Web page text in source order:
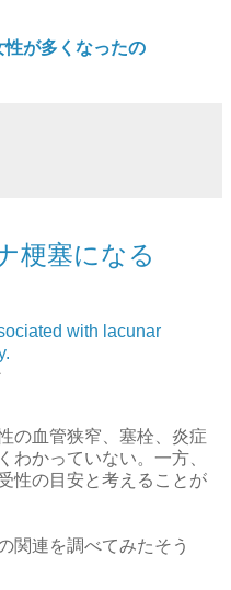
が多くなったの
梗塞になる
with lacunar
の血管狭窄、塞栓、炎症
わかっていない。一方、
性の目安と考えることが
関連を調べてみたそう